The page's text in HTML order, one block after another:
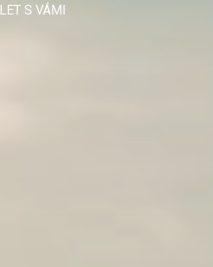
LET S VÁMI